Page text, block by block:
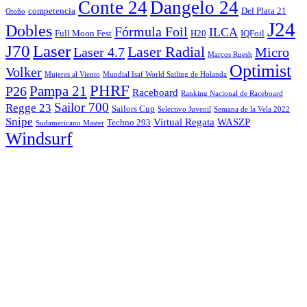
Otoño competencia Conte 24Dangelo 24 Del Plata 21
Dobles Full Moon Fest Fórmula Foil H20 ILCA IQFoil J24
J70LaserLaser 4.7Laser Radial Marcos Ruesh Micro
Volker Mujeres al Viento Mundial Isaf World Sailing de Holanda Optimist
P26Pampa 21 PHRF Raceboard Ranking Nacional de Raceboard
Regge 23 Sailor 700 Sailors Cup Selectivo Juvenil Semana de la Vela 2022
Snipe Sudamericano Master Techno 293 Virtual Regata WASZP
Windsurf